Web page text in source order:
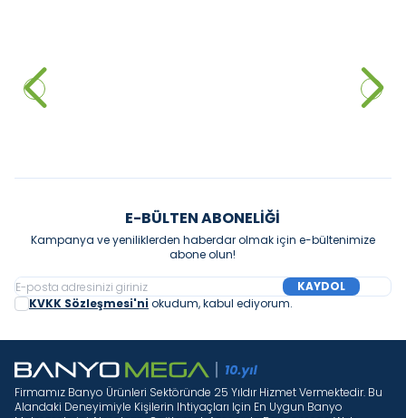
Lavabo, 60 cm Parlak Beyaz
28.150,00
Lavabo, 43 cm Parlak Beyaz
E-BÜLTEN ABONELIĞI
Kampanya ve yeniliklerden haberdar olmak için e-bültenimize
abone olun!
KAYDOL
KVKK Sözleşmesi'ni okudum, kabul ediyorum.
Firmamız Banyo Ürünleri Sektöründe 25 Yıldır Hizmet Vermektedir. Bu
Alandaki Deneyimiyle Kişilerin Ihtiyaçları Için En Uygun Banyo